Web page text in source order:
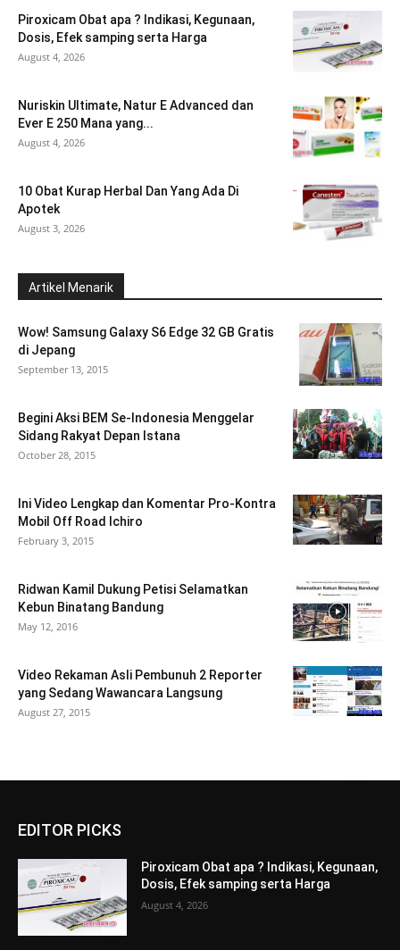
Piroxicam Obat apa ? Indikasi, Kegunaan,
Dosis, Efek samping serta Harga
August 4, 2026
Nuriskin Ultimate, Natur E Advanced dan
Ever E 250 Mana yang...
August 4, 2026
10 Obat Kurap Herbal Dan Yang Ada Di
Apotek
August 3, 2026
Artikel Menarik
Wow! Samsung Galaxy S6 Edge 32 GB Gratis
di Jepang
September 13, 2015
Begini Aksi BEM Se-Indonesia Menggelar
Sidang Rakyat Depan Istana
October 28, 2015
Ini Video Lengkap dan Komentar Pro-Kontra
Mobil Off Road Ichiro
February 3, 2015
Ridwan Kamil Dukung Petisi Selamatkan
Kebun Binatang Bandung
May 12, 2016
Video Rekaman Asli Pembunuh 2 Reporter
yang Sedang Wawancara Langsung
August 27, 2015
EDITOR PICKS
Piroxicam Obat apa ? Indikasi, Kegunaan,
Dosis, Efek samping serta Harga
August 4, 2026